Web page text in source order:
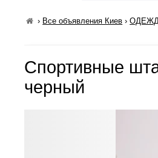
› Все объявления Киев ›
Спортивные
черный